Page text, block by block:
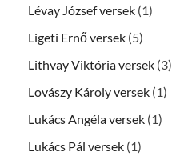
Lévay József versek (1)
Ligeti Ernő versek (5)
Lithvay Viktória versek (3)
Lovászy Károly versek (1)
Lukács Angéla versek (1)
Lukács Pál versek (1)